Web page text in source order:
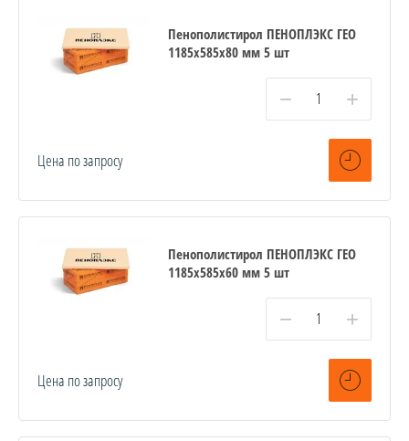
Пенополистирол ПЕНОПЛЭКС ГЕО
1185х585х80 мм 5 шт
− +
Цена по запросу
Пенополистирол ПЕНОПЛЭКС ГЕО
1185х585х60 мм 5 шт
− +
Цена по запросу